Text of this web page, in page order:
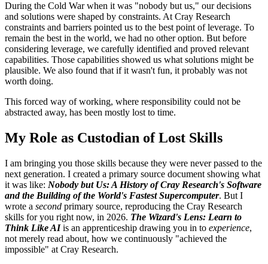
During the Cold War when it was "nobody but us," our decisions
and solutions were shaped by constraints. At Cray Research
constraints and barriers pointed us to the best point of leverage. To
remain the best in the world, we had no other option. But before
considering leverage, we carefully identified and proved relevant
capabilities. Those capabilities showed us what solutions might be
plausible. We also found that if it wasn't fun, it probably was not
worth doing.
This forced way of working, where responsibility could not be
abstracted away, has been mostly lost to time.
My Role as Custodian of Lost Skills
I am bringing you those skills because they were never passed to the
next generation. I created a primary source document showing what
it was like: Nobody but Us: A History of Cray Research's Software
and the Building of the World's Fastest Supercomputer. But I
wrote a second primary source, reproducing the Cray Research
skills for you right now, in 2026. The Wizard's Lens: Learn to
Think Like AIis an apprenticeship drawing you in to experience,
not merely read about, how we continuously "achieved the
impossible" at Cray Research.